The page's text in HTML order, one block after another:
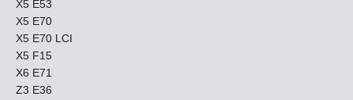
X5 E53
X5 E70
X5 E70 LCI
X5 F15
X6 E71
Z3 E36